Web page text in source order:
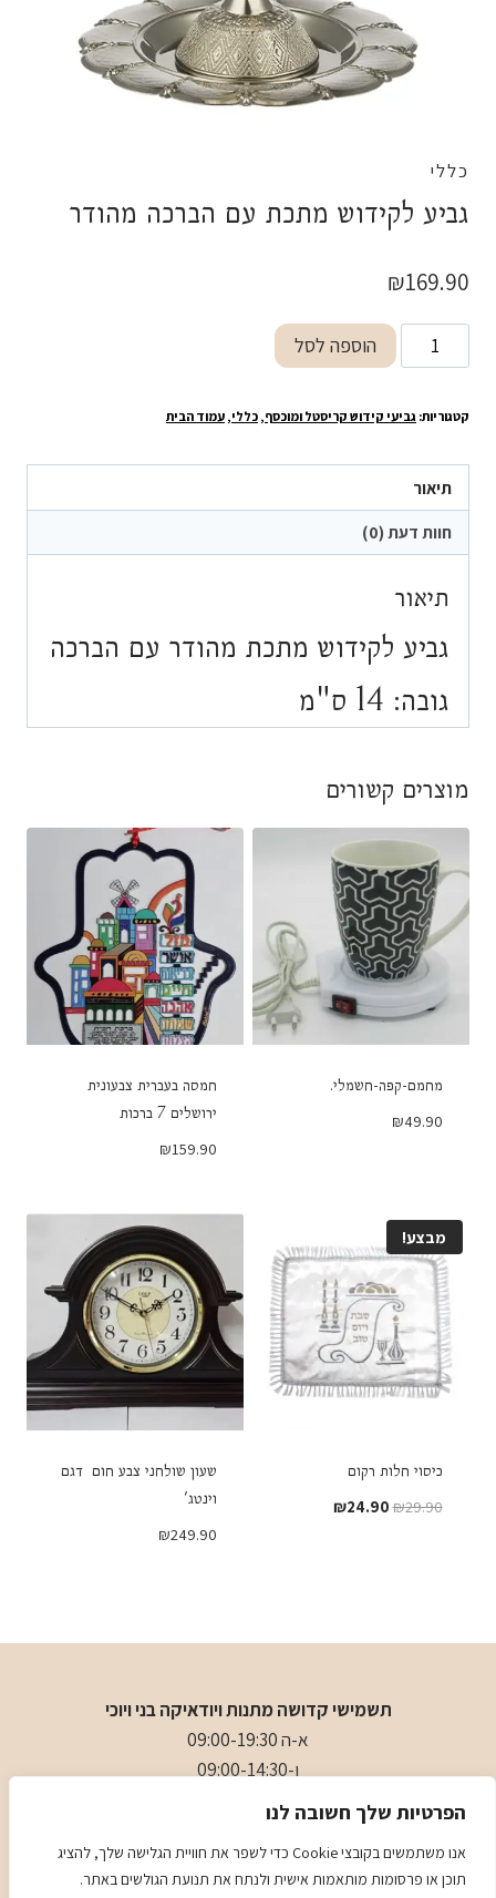
הפרטיות שלך חשובה לנו
אנו משתמשים בקובצי Cookie כדי לשפר את חוויית הגלישה שלך, להציג
תוכן או פרסומות מותאמות אישית ולנתח את תנועת הגולשים באתר.
כללי
גביע לקידוש מתכת עם הברכה מהודר
₪169.90
כמות
של
לקידוש
עם
הברכה
מהודר
הוספה לסל
קטגוריות: גביעי קידוש קריסטל ומוכסף, כללי, עמוד הבית
תיאור
חוות דעת (0)
תיאור
גביע לקידוש מתכת מהודר עם הברכה
גובה: 14 ס"מ
מוצרים קשורים
מחמם-קפה-חשמלי.
₪49.90
חמסה בעברית צבעונית
ירושלים 7 ברכות
₪159.90
מבצע!
כיסוי חלות רקום
₪29.90
המחיר ₪24.90 המחיר
שעון שולחני צבע חום דגם
וינטג'
₪249.90
תשמישי קדושה מתנות ויודאיקה בני ויוכי
א-ה 09:00-19:30
ו-09:00-14:30
- 0509501282
: כיכר המייסדים 4 ראשון לציון (ליד הבית כנסת הגדול)
מדיניות מדיניות COOKIES